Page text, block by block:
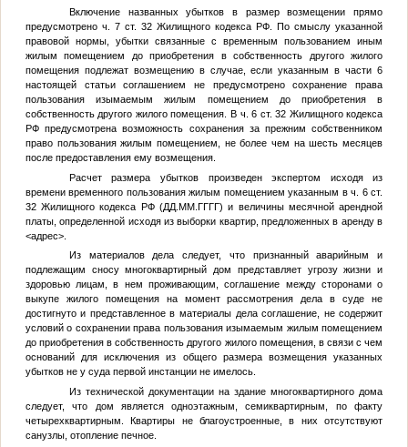
Включение названных убытков в размер возмещении прямо
предусмотрено ч. 7 ст. 32 Жилищного кодекса РФ. По смыслу указанной
правовой нормы, убытки связанные с временным пользованием иным
жилым помещением до приобретения в собственность другого жилого
помещения подлежат возмещению в случае, если указанным в части 6
настоящей статьи соглашением не предусмотрено сохранение права
пользования изымаемым жилым помещением до приобретения в
собственность другого жилого помещения. В ч. 6 ст. 32 Жилищного кодекса
РФ предусмотрена возможность сохранения за прежним собственником
право пользования жилым помещением, не более чем на шесть месяцев
после предоставления ему возмещения.
Расчет размера убытков произведен экспертом исходя из
времени временного пользования жилым помещением указанным в ч. 6 ст.
32 Жилищного кодекса РФ (ДД.ММ.ГГГГ) и величины месячной арендной
платы, определенной исходя из выборки квартир, предложенных в аренду в
<адрес>.
Из материалов дела следует, что признанный аварийным и
подлежащим сносу многоквартирный дом представляет угрозу жизни и
здоровью лицам, в нем проживающим, соглашение между сторонами о
выкупе жилого помещения на момент рассмотрения дела в суде не
достигнуто и представленное в материалы дела соглашение, не содержит
условий о сохранении права пользования изымаемым жилым помещением
до приобретения в собственность другого жилого помещения, в связи с чем
оснований для исключения из общего размера возмещения указанных
убытков не у суда первой инстанции не имелось.
Из технической документации на здание многоквартирного дома
следует, что дом является одноэтажным, семиквартирным, по факту
четырехквартирным. Квартиры не благоустроенные, в них отсутствуют
санузлы, отопление печное.